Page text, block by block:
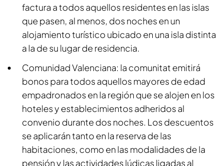
factura a todos aquellos residentes en las islas
que pasen, al menos, dos noches en un
alojamiento turístico ubicado en una isla distinta
a la de su lugar de residencia.
Comunidad Valenciana: la comunitat emitirá
bonos para todos aquellos mayores de edad
empadronados en la región que se alojen en los
hoteles y establecimientos adheridos al
convenio durante dos noches. Los descuentos
se aplicarán tanto en la reserva de las
habitaciones, como en las modalidades de la
pensión y las actividades lúdicas ligadas al